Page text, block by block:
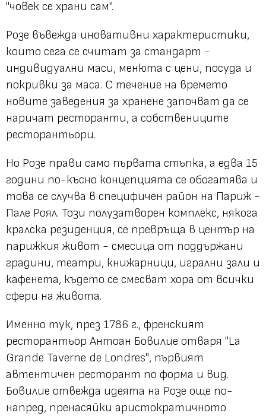
"човек се храни сам".
Розе въвежда иновативни характеристики,
които сега се считат за стандарт -
индивидуални маси, менюта с цени, посуда и
покривки за маса. С течение на времето
новите заведения за хранене започват да се
наричат ​​ресторанти, а собствениците
ресторантьори.
Но Розе прави само първата стъпка, а едва 15
години по-късно концепцията се обогатява и
това се случва в специфичен район на Париж -
Пале Роял. Този полузатворен комплекс, някога
кралска резиденция, се превръща в център на
парижкия живот - смесица от поддържани
градини, театри, книжарници, игрални зали и
кафенета, където се смесват хора от всички
сфери на живота.
Именно тук, през 1786 г., френският
ресторантьор Антоан Бовилие отваря "La
Grande Taverne de Londres", първият
автентичен ресторант по форма и вид.
Бовилие отвежда идеята на Розе още по-
напред, пренасяйки аристократичното